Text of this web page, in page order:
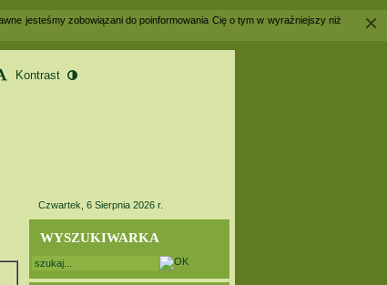
jesteśmy zobowiązani do poinformowania Cię o tym w wyraźniejszy niż
×
Czwartek, 6 Sierpnia 2026 r.
WYSZUKIWARKA